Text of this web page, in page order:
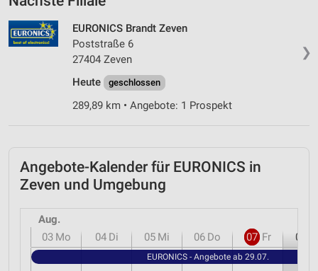
❯
EURONICS Brandt Zeven
Poststraße 6
27404 Zeven
Heute
geschlossen
289,89 km • Angebote: 1 Prospekt
Angebote-Kalender für EURONICS in
Zeven und Umgebung
Aug.
03 Mo 04 Di 05 Mi 06 Do 07 Fr 08
EURONICS - Angebote ab 29.07.